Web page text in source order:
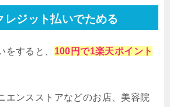
レジット払いでためる
をすると、 100円で1楽天ポイント
エンスストアなどのお店、美容院